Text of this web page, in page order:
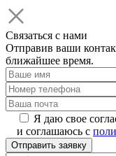
Связаться с нами
Отправив ваши
ближайшее время.
Я даю свое
и соглашаюсь с